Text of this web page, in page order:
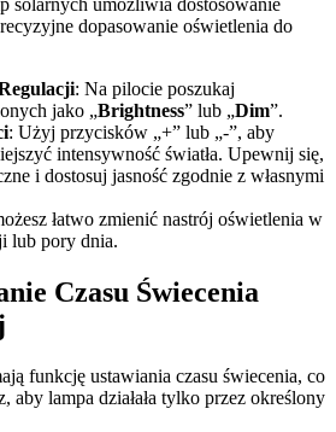
solarnych umożliwia dostosowanie
dopasowanie oświetlenia do
: Na pilocie poszukaj
jako „Brightness” lub „Dim”.
: Użyj przycisków „+” lub „-”, aby
intensywność światła. Upewnij się,
i dostosuj jasność zgodnie z własnymi
łatwo zmienić nastrój oświetlenia w
lub pory dnia.
Czasu Świecenia
funkcję ustawiania czasu świecenia, co
aby lampa działała tylko przez określony